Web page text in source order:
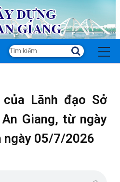
Lãnh đạo Sở
Giang, từ ngày
05/7/2026